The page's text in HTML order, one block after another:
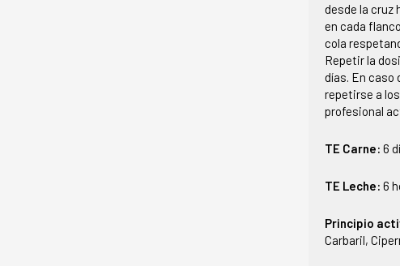
desde la cruz
en cada
cola
Repetir la
días. En caso
repetirse a
profesional
TE Carne:6
TE Leche:6
Principio
Carbaril,